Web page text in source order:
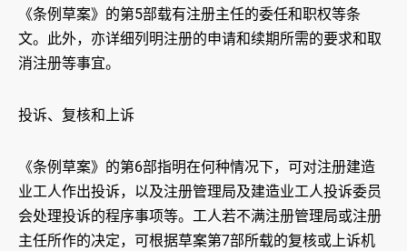
《条例草案》的第5部载有注册主任的委任和职权等条
文。此外，亦详细列明注册的申请和续期所需的要求和取
消注册等事宜。
投诉、复核和上诉
《条例草案》的第6部指明在何种情况下，可对注册建造
业工人作出投诉，以及注册管理局及建造业工人投诉委员
会处理投诉的程序事项等。工人若不满注册管理局或注册
主任所作的决定，可根据草案第7部所载的复核或上诉机